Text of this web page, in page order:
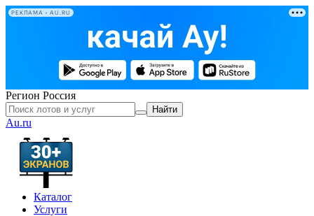
РЕКЛАМА • AU.RU
Регион Россия
Найти
Au.ru
Каталог
Услуги